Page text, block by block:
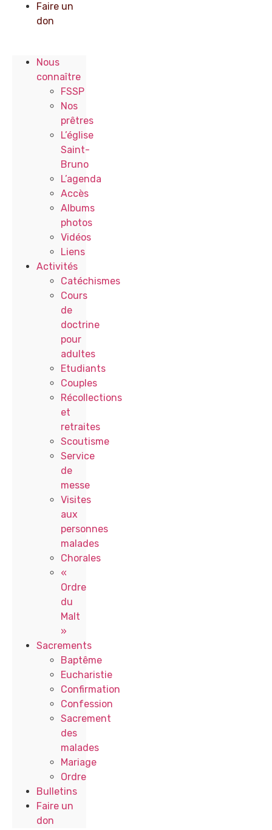
Faire un
don
Nous
connaître
FSSP
Nos
prêtres
L’église
Saint-
Bruno
L’agenda
Accès
Albums
photos
Vidéos
Liens
Activités
Catéchismes
Cours
de
doctrine
pour
adultes
Etudiants
Couples
Récollections
et
retraites
Scoutisme
Service
de
messe
Visites
aux
personnes
malades
Chorales
«
Ordre
du
Malt
»
Sacrements
Baptême
Eucharistie
Confirmation
Confession
Sacrement
des
malades
Mariage
Ordre
Bulletins
Faire un
don